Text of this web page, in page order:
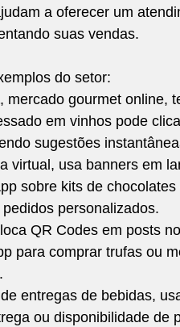
a oferecer um
suas vendas.
do setor:
, mercado gourmet online,
em vinhos pode
sugestões
virtual, usa banners em
sobre kits de
personalizados.
QR Codes em posts
para comprar trufas ou
entregas de bebidas,
ou disponibilidade de